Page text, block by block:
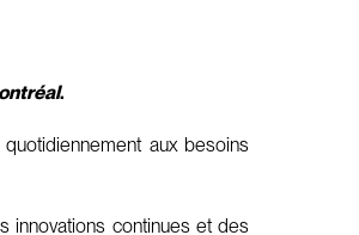
.
aux besoins
innovations continues et des